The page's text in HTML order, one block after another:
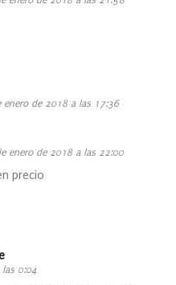
enero de 2018 a las 17:36
enero de 2018 a las 22:00
precio
las 0:04